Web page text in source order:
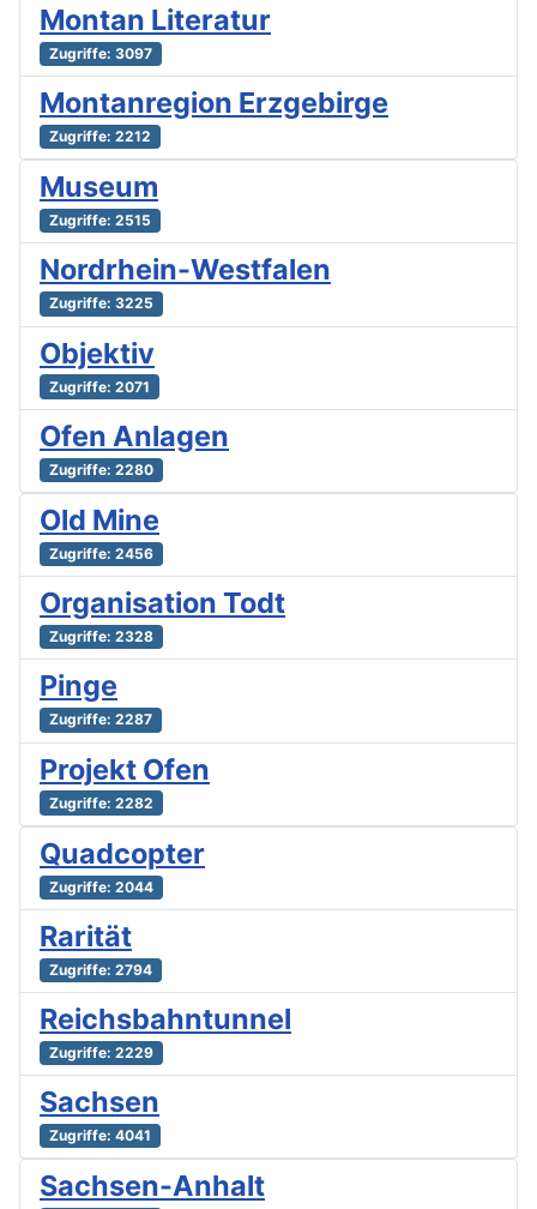
Montan Literatur
Zugriffe: 3097
Montanregion Erzgebirge
Zugriffe: 2212
Museum
Zugriffe: 2515
Nordrhein-Westfalen
Zugriffe: 3225
Objektiv
Zugriffe: 2071
Ofen Anlagen
Zugriffe: 2280
Old Mine
Zugriffe: 2456
Organisation Todt
Zugriffe: 2328
Pinge
Zugriffe: 2287
Projekt Ofen
Zugriffe: 2282
Quadcopter
Zugriffe: 2044
Rarität
Zugriffe: 2794
Reichsbahntunnel
Zugriffe: 2229
Sachsen
Zugriffe: 4041
Sachsen-Anhalt